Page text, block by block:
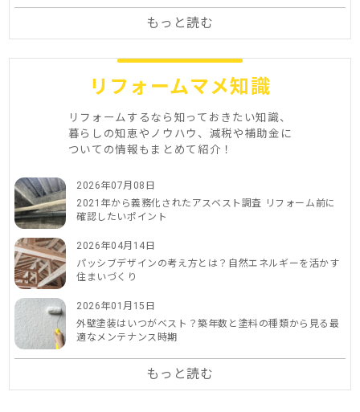
もっと読む
リフォームマメ知識
リフォームするなら知っておきたい知識、
暮らしの知恵やノウハウ、減税や補助金に
ついての情報もまとめて紹介！
2026年07月08日
2021年から義務化されたアスベスト調査 リフォーム前に
確認したいポイント
2026年04月14日
パッシブデザインの考え方とは？自然エネルギーを活かす
住まいづくり
2026年01月15日
外壁塗装はいつがベスト？築年数と塗料の種類から見る最
適なメンテナンス時期
もっと読む